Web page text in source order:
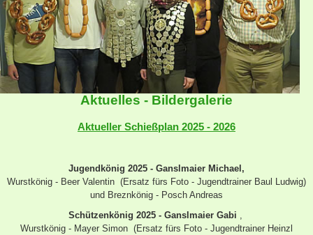
Aktuelles - Bildergalerie
Aktueller Schießplan 2025 - 2026
Jugendkönig 2025 - Ganslmaier Michael,
Wurstkönig - Beer Valentin (Ersatz fürs Foto - Jugendtrainer Baul Ludwig)
und Breznkönig - Posch Andreas
Schützenkönig 2025 - Ganslmaier Gabi ,
Wurstkönig - Mayer Simon (Ersatz fürs Foto - Jugendtrainer Heinzl